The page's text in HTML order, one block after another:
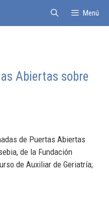
Menú
Abiertas sobre
de Puertas Abiertas
de la Fundación
de Auxiliar de Geriatría;